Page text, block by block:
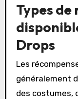
Types de
Drops
Les
généralement
des costumes,